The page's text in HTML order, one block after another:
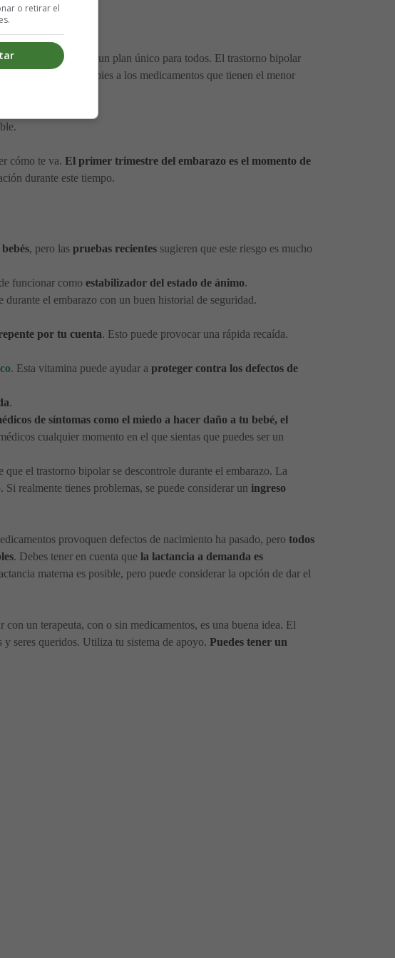
cabecera. No existe un plan único para todos. El trastorno bipolar
sugerirte que cambies a los medicamentos que tienen el menor
embarazada.
cómo te va. El primer trimestre del embarazo es el momento de
durante este tiempo.
, pero las pruebas recientes sugieren que este riesgo es mucho
funcionar como estabilizador del estado de ánimo.
el embarazo con un buen historial de seguridad.
por tu cuenta. Esto puede provocar una rápida recaída.
. Esta vitamina puede ayudar a proteger contra los defectos de
.
de síntomas como el miedo a hacer daño a tu bebé, el
cualquier momento en el que sientas que puedes ser un
el trastorno bipolar se descontrole durante el embarazo. La
realmente tienes problemas, se puede considerar un ingreso
provoquen defectos de nacimiento ha pasado, pero todos
. Debes tener en cuenta que la lactancia a demanda es
materna es posible, pero puede considerar la opción de dar el
un terapeuta, con o sin medicamentos, es una buena idea. El
seres queridos. Utiliza tu sistema de apoyo. Puedes tener un
o retirar el